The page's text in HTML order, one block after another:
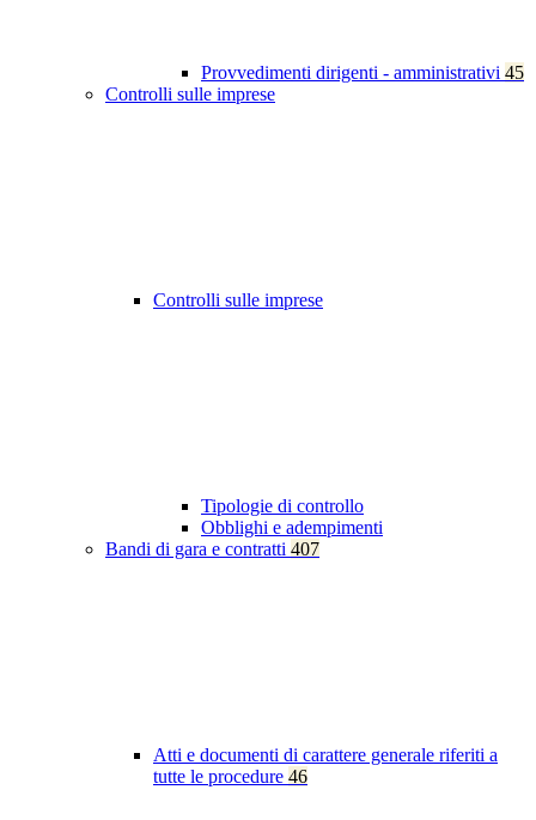
Provvedimenti dirigenti - amministrativi 45
Controlli sulle imprese
Controlli sulle imprese
Tipologie di controllo
Obblighi e adempimenti
Bandi di gara e contratti 407
Atti e documenti di carattere generale riferiti a
tutte le procedure 46